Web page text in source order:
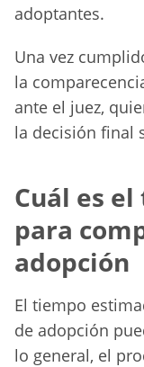
adoptantes.
Una vez
la
ante el juez,
la decisión final
Cuál es
para
adopción
El tiempo
de adopción
lo general, el